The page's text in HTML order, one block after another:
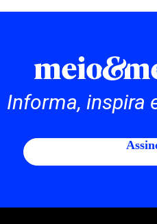
Informa, inspira